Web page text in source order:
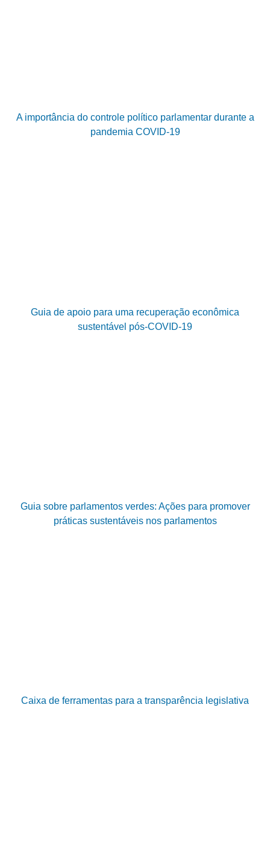
A importância do controle político parlamentar durante a
pandemia COVID-19
Guia de apoio para uma recuperação econômica
sustentável pós-COVID-19
Guia sobre parlamentos verdes: Ações para promover
práticas sustentáveis nos parlamentos
Caixa de ferramentas para a transparência legislativa